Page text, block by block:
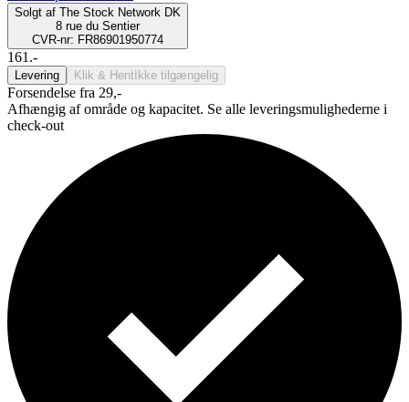
Solgt af The Stock Network DK
8 rue du Sentier
CVR-nr: FR86901950774
161.-
Levering Klik & Hent Ikke tilgængelig
Forsendelse fra 29,-
Afhængig af område og kapacitet. Se alle leveringsmulighederne i
check-out